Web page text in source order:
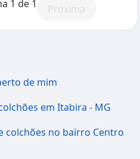
1 de 1 Próxima
de mim
em Itabira - MG
colchões no bairro Centro